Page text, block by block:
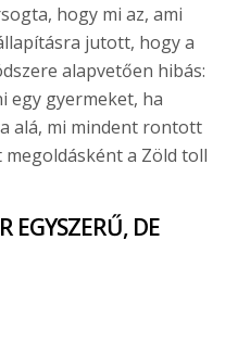
hogy mi az, ami
jutott, hogy a
alapvetően hibás:
egy gyermeket, ha
alá, mi mindent rontott
a Zöld toll
EGYSZERŰ, DE